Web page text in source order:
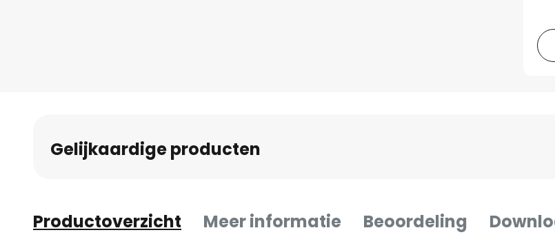
Gelijkaardige producten
Productoverzicht Meer informatie Beoordeling